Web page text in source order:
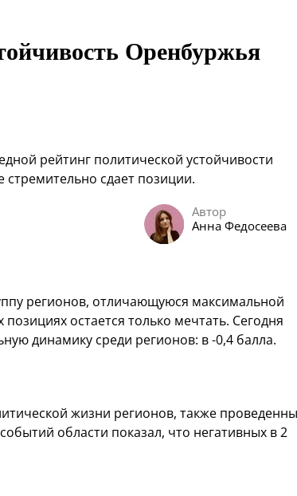
Оренбуржья
рейтинг политической устойчивости
стремительно сдает позиции.
Автор
Анна Федосеева
регионов, отличающуюся максимальной
остается только мечтать. Сегодня
динамику среди регионов: в -0,4 балла.
жизни регионов, также
области показал, что негативных в 2